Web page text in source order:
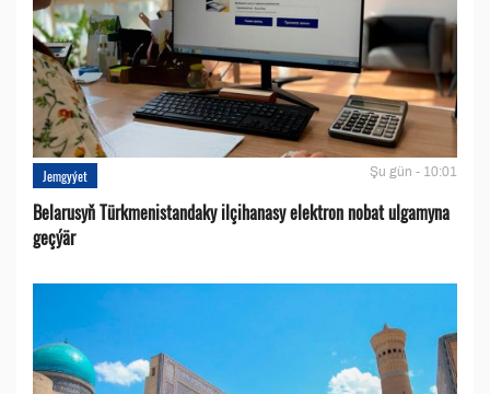
Jemgyýet Şu gün - 10:01
Belarusyň Türkmenistandaky ilçihanasy elektron nobat ulgamyna
geçýär